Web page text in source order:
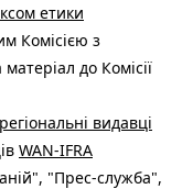
етики
Комісією з
до Комісії
видавці
WAN-IFRA
"Прес-служба",